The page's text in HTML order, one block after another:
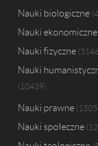
Nauki biologiczne
Nauki ekonomiczne
Nauki fizyczne 3146
Nauki
10439
Nauki prawne
Nauki społeczne